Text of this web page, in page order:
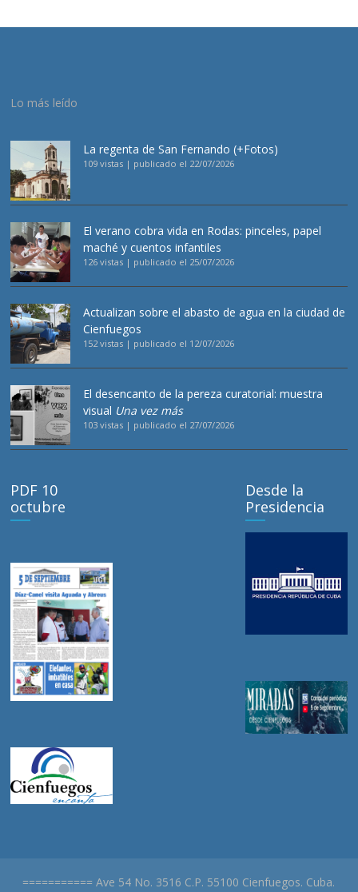
Lo más leído
La regenta de San Fernando (+Fotos)
109 vistas | publicado el 22/07/2026
El verano cobra vida en Rodas: pinceles, papel
maché y cuentos infantiles
126 vistas | publicado el 25/07/2026
Actualizan sobre el abasto de agua en la ciudad de
Cienfuegos
152 vistas | publicado el 12/07/2026
El desencanto de la pereza curatorial: muestra
visual Una vez más
103 vistas | publicado el 27/07/2026
PDF 10
octubre
Desde la
Presidencia
=========== Ave 54 No. 3516 C.P. 55100 Cienfuegos. Cuba.